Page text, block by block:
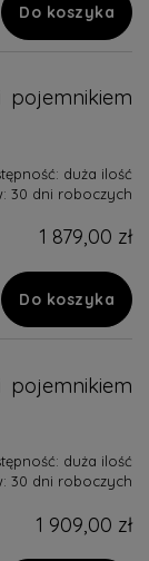
Do koszyka
duża ilość
30 dni roboczych
1 879,00 zł
Do koszyka
duża ilość
30 dni roboczych
1 909,00 zł